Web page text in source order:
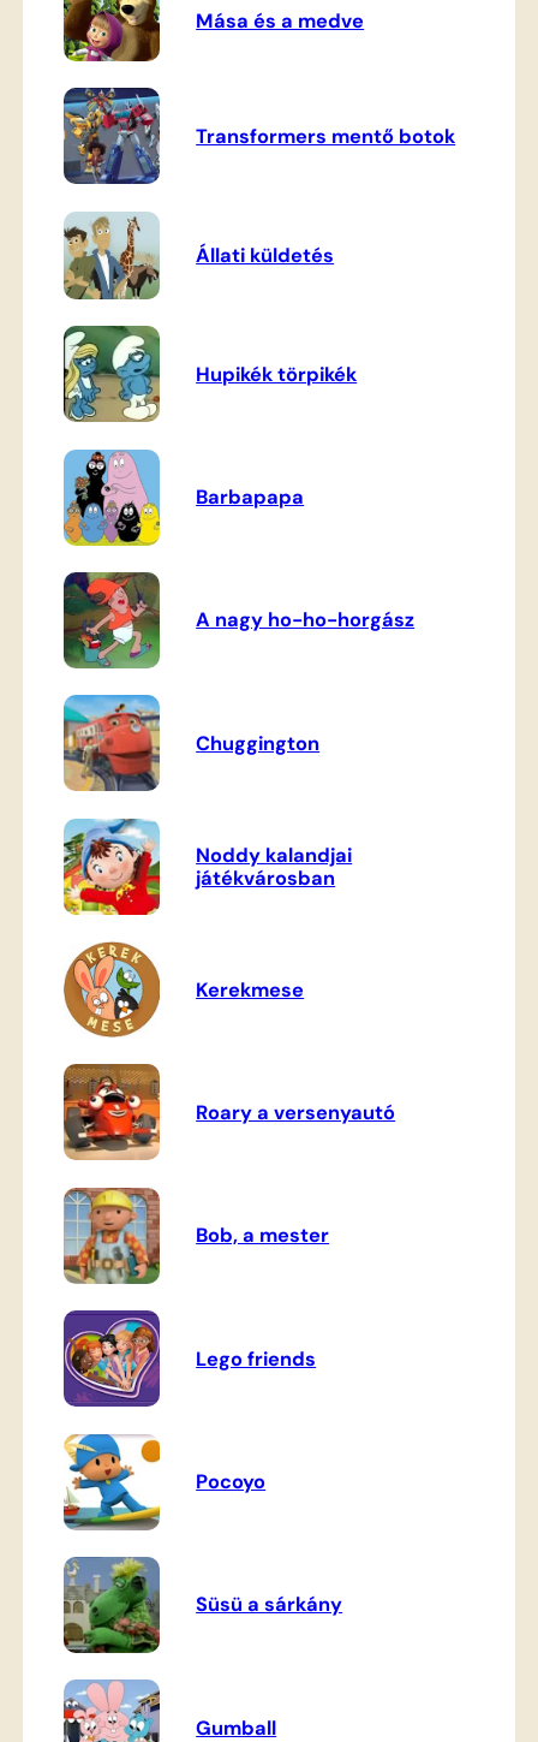
Mása és a medve
Transformers mentő botok
Állati küldetés
Hupikék törpikék
Barbapapa
A nagy ho-ho-horgász
Chuggington
Noddy kalandjai
játékvárosban
Kerekmese
Roary a versenyautó
Bob, a mester
Lego friends
Pocoyo
Süsü a sárkány
Gumball